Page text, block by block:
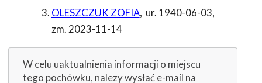
OLESZCZUK ZOFIA, ur. 1940-06-03,
zm. 2023-11-14
W celu uaktualnienia informacji o miejscu
tego pochówku, nalezy wysłać e-mail na